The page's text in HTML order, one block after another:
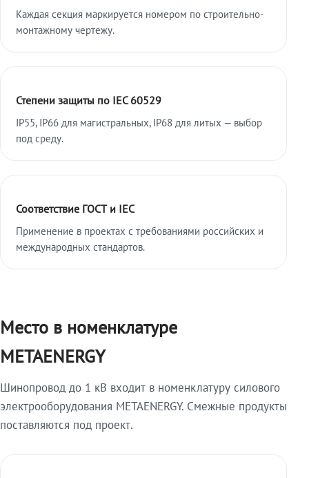
Каждая секция маркируется номером по строительно-
монтажному чертежу.
Степени защиты по IEC 60529
IP55, IP66 для магистральных, IP68 для литых — выбор
под среду.
Соответствие ГОСТ и IEC
Применение в проектах с требованиями российских и
международных стандартов.
Место в номенклатуре
METAENERGY
Шинопровод до 1 кВ входит в номенклатуру силового
электрооборудования METAENERGY. Смежные продукты
поставляются под проект.